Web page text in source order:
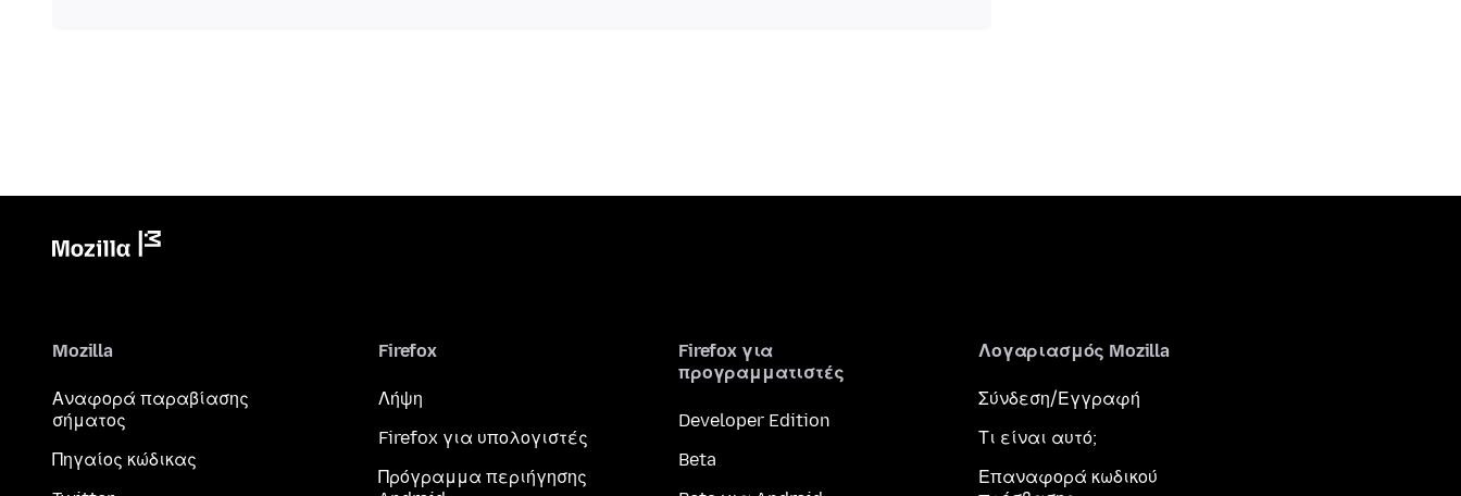
Mozilla
Αναφορά παραβίασης
σήματος
Πηγαίος κώδικας
Firefox
Λήψη
Firefox για υπολογιστές
Πρόγραμμα περιήγησης
Firefox για
προγραμματιστές
Developer Edition
Beta
Λογαριασμός Mozilla
Σύνδεση/Εγγραφή
Τι είναι αυτό;
Επαναφορά κωδικού